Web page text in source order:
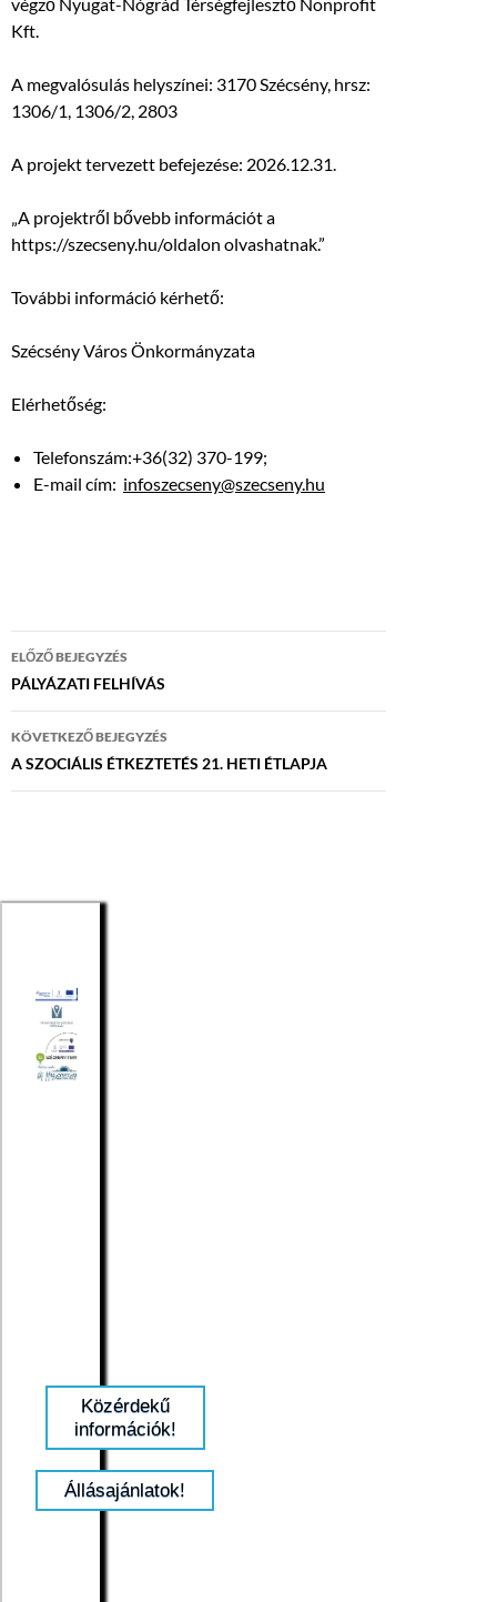
Kft.
A megvalósulás helyszínei: 3170 Szécsény, hrsz:
1306/1, 1306/2, 2803
A projekt tervezett befejezése: 2026.12.31.
„A projektről bővebb információt a
https://szecseny.hu/oldalon olvashatnak.”
További információ kérhető:
Szécsény Város Önkormányzata
Elérhetőség:
Telefonszám:+36(32) 370-199;
E-mail cím: infoszecseny@szecseny.hu
Bejegyzés
navigáció
ELŐZŐ BEJEGYZÉS
PÁLYÁZATI FELHÍVÁS
KÖVETKEZŐ BEJEGYZÉS
A SZOCIÁLIS ÉTKEZTETÉS 21. HETI ÉTLAPJA
Közérdekű
információk!
Állásajánlatok!